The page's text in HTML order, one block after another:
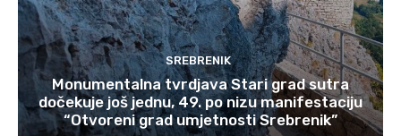
SREBRENIK
Monumentalna tvrdjava Stari grad sutra
dočekuje još jednu, 49. po nizu manifestaciju
“Otvoreni grad umjetnosti Srebrenik”